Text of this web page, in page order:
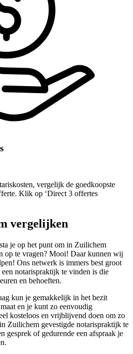
vergelijk de goedkoopste
Klik op ‘Direct 3 offertes
vergelijken
je op het punt om in Zuilichem
op te vragen? Mooi! Daar kunnen wij
Ons netwerk is immers best groot
notarispraktijk te vinden is die
en behoeften.
kun je gemakkelijk in het bezit
en je kunt zo eenvoudig
kosteloos en vrijblijvend doen om zo
Zuilichem gevestigde notarispraktijk te
gesprek of gedurende een afspraak je